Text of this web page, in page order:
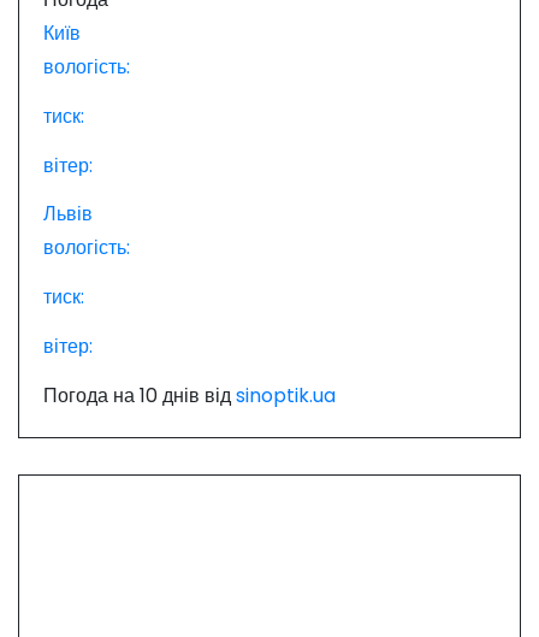
Київ
вологість:
тиск:
вітер:
Львів
вологість:
тиск:
вітер:
Погода на 10 днів відsinoptik.ua